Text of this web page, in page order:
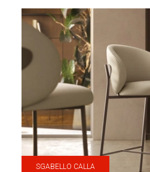
SGABELLO CALLA